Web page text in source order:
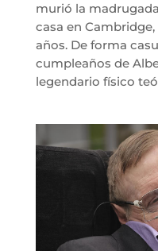
murió la
casa en
años. De forma
cumpleaños de
legendario físico